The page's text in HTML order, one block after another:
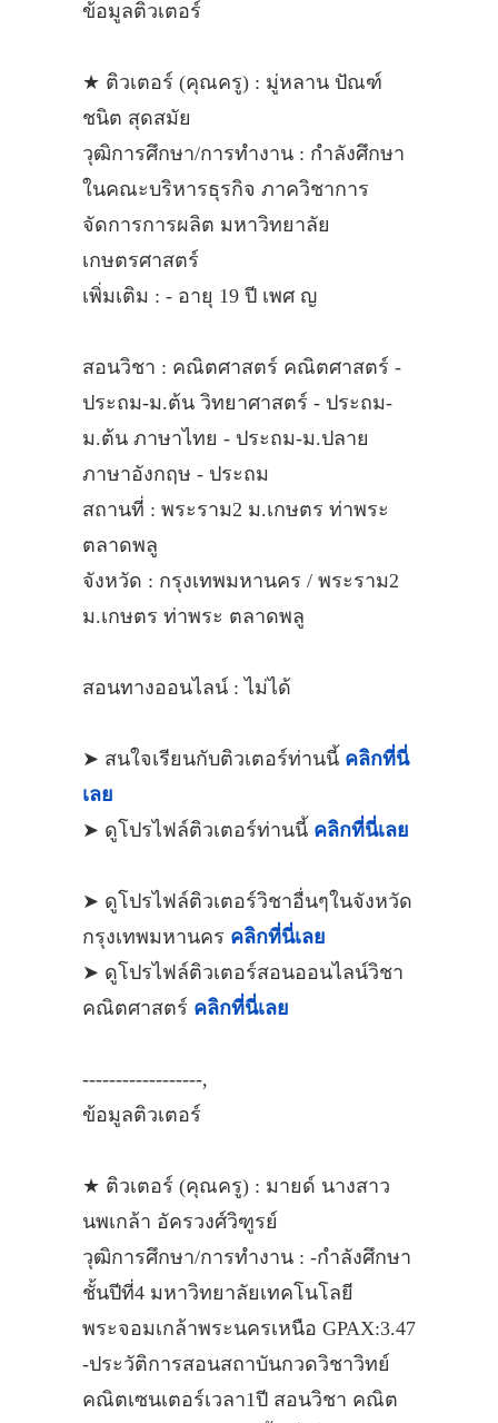
ข้อมูลติวเตอร์
★ ติวเตอร์ (คุณครู) : มู่หลาน ปัณฑ์
ชนิต สุดสมัย
วุฒิการศึกษา/การทำงาน : กำลังศึกษา
ในคณะบริหารธุรกิจ ภาควิชาการ
จัดการการผลิต มหาวิทยาลัย
เกษตรศาสตร์
เพิ่มเติม : - อายุ 19 ปี เพศ ญ
สอนวิชา : คณิตศาสตร์ คณิตศาสตร์ -
ประถม-ม.ต้น วิทยาศาสตร์ - ประถม-
ม.ต้น ภาษาไทย - ประถม-ม.ปลาย
ภาษาอังกฤษ - ประถม
สถานที่ : พระราม2 ม.เกษตร ท่าพระ
ตลาดพลู
จังหวัด : กรุงเทพมหานคร / พระราม2
ม.เกษตร ท่าพระ ตลาดพลู
สอนทางออนไลน์ : ไม่ได้
➤ สนใจเรียนกับติวเตอร์ท่านนี้ คลิกที่นี่
เลย
➤ ดูโปรไฟล์ติวเตอร์ท่านนี้ คลิกที่นี่เลย
➤ ดูโปรไฟล์ติวเตอร์วิชาอื่นๆในจังหวัด
กรุงเทพมหานคร คลิกที่นี่เลย
➤ ดูโปรไฟล์ติวเตอร์สอนออนไลน์วิชา
คณิตศาสตร์ คลิกที่นี่เลย
------------------,
ข้อมูลติวเตอร์
★ ติวเตอร์ (คุณครู) : มายด์ นางสาว
นพเกล้า อัครวงศ์วิฑูรย์
วุฒิการศึกษา/การทำงาน : -กำลังศึกษา
ชั้นปีที่4 มหาวิทยาลัยเทคโนโลยี
พระจอมเกล้าพระนครเหนือ GPAX:3.47
-ประวัติการสอนสถาบันกวดวิชาวิทย์
คณิตเซนเตอร์เวลา1ปี สอนวิชา คณิต